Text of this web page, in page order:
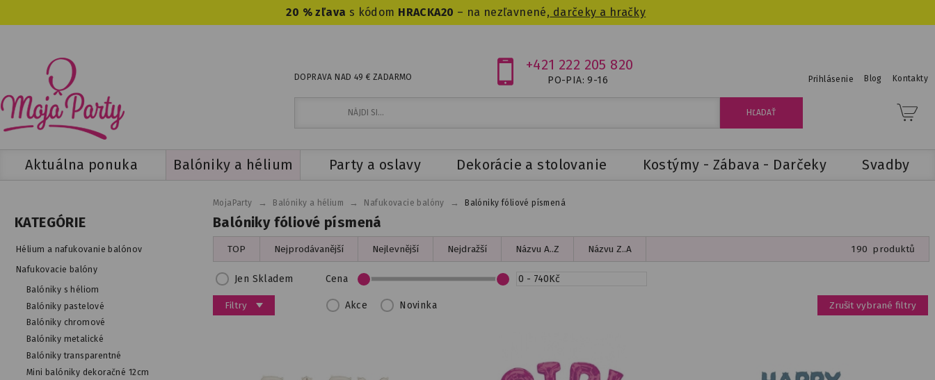
20 % zľava s kódom HRACKA20 – na nezľavnené, darčeky a hračky
DOPRAVA NAD 49 € ZADARMO
+421 222 205 820
PO-PIA: 9-16 Prihlásenie Blog Kontakty
Aktuálna ponuka Balóniky a hélium Party a oslavy Dekorácie a stolovanie Kostýmy - Zábava - Darčeky Svadby
KATEGÓRIE
Hélium a nafukovanie balónov
Nafukovacie balóny
Balóniky s héliom
Balóniky pastelové
Balóniky chromové
Balóniky metalické
Balóniky transparentné
Mini balóniky dekoračné 12cm
Balóniky fóliové písmená
MojaParty → Balóniky a hélium → Nafukovacie balóny → Balóniky fóliové písmená
TOP Nejprodávanější Nejlevnější Nejdražší Názvu A..Z Názvu Z..A 190 produktů
Filtry
Jen Skladem
Akce Novinka
Cena
Zrušit vybrané filtry